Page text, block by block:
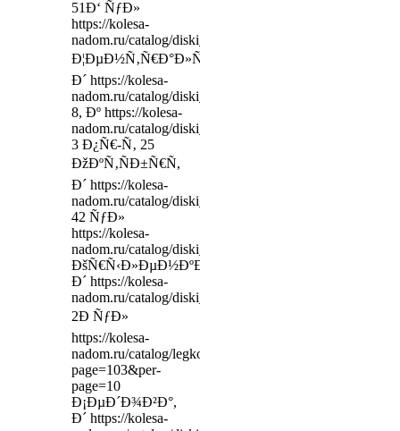
51Ð‘ ÑƒÐ»
https://kolesa-
nadom.ru/catalog/diski_legkovy/model/363363/
Ð¦ÐµÐ½Ñ‚Ñ€Ð°Ð»ÑŒÐ½Ð°Ñ,
Ð´ https://kolesa-
nadom.ru/catalog/diski_legkovy/model/366930/
8, Ðº https://kolesa-
nadom.ru/catalog/diski_legkovy/model/360482/
3 Ð¿Ñ€-Ñ‚ 25
ÐžÐºÑ‚ÑÐ±Ñ€Ñ,
Ð´ https://kolesa-
nadom.ru/catalog/diski_legkovy/model/366306/
42 ÑƒÐ»
https://kolesa-
nadom.ru/catalog/diski_legkovy/model/359838/
ÐšÑ€Ñ‹Ð»ÐµÐ½ÐºÐ¾,
Ð´ https://kolesa-
nadom.ru/catalog/diski_legkovy/model/363827/
2Ð ÑƒÐ»
https://kolesa-
nadom.ru/catalog/legkovie_shiny/car?
page=103&per-
page=10
Ð¡ÐµÐ´Ð¾Ð²Ð°,
Ð´ https://kolesa-